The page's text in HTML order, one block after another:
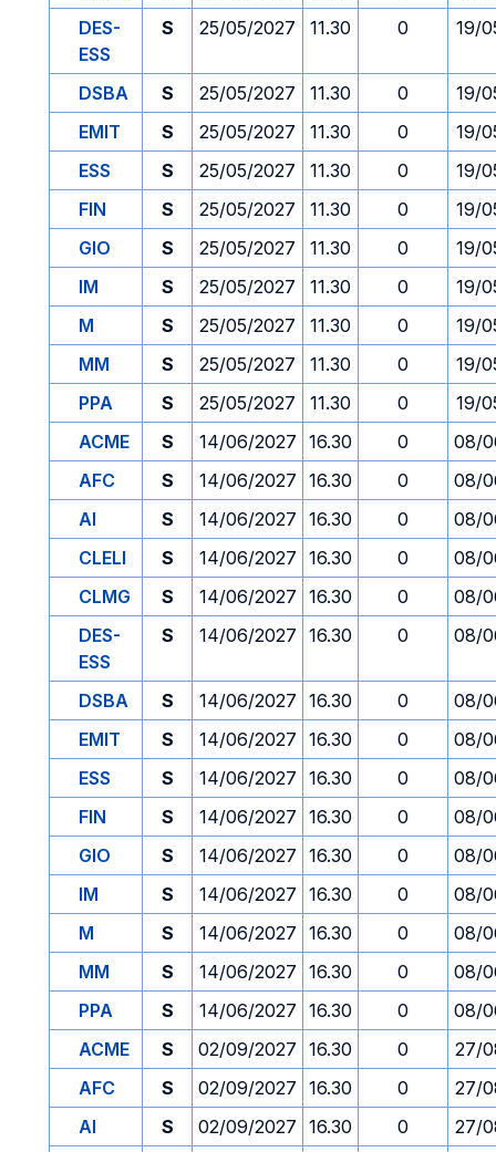
DES-
ESS
S 25/05/2027 11.30 0 19/
DSBA S 25/05/2027 11.30 0
19/
EMIT
S 25/05/2027 11.30 0
19/
ESS
S 25/05/2027 11.30 0
19/
FIN
S 25/05/2027 11.30 0
19/
GIO
S 25/05/2027 11.30 0
19/
IM
S 25/05/2027 11.30 0
19/
M
S 25/05/2027 11.30 0
19/
MM
S 25/05/2027 11.30 0
19/
PPA
S 25/05/2027 11.30 0
19/
ACME
S 14/06/2027 16.30 0
08/
AFC
S 14/06/2027 16.30 0
08/
AI
S 14/06/2027 16.30 0
08/
CLELI
S 14/06/2027 16.30 0
08/
CLMG
S 14/06/2027 16.30 0
08/
DES-
ESS
S 14/06/2027 16.30 0 08/
DSBA S 14/06/2027 16.30 0
08/
EMIT
S 14/06/2027 16.30 0
08/
ESS
S 14/06/2027 16.30 0
08/
FIN
S 14/06/2027 16.30 0
08/
GIO
S 14/06/2027 16.30 0
08/
IM
S 14/06/2027 16.30 0
08/
M
S 14/06/2027 16.30 0
08/
MM
S 14/06/2027 16.30 0
08/
PPA
S 14/06/2027 16.30 0
08/
ACME
S 02/09/2027 16.30 0
27/
AFC
S 02/09/2027 16.30 0
27/
AI
S 02/09/2027 16.30 0 27/